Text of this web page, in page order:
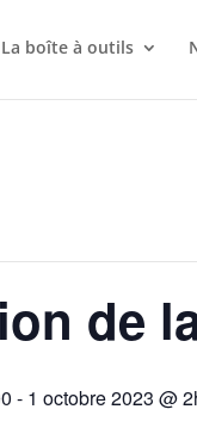
La boîte à outils
de
- 1 octobre 2023 @